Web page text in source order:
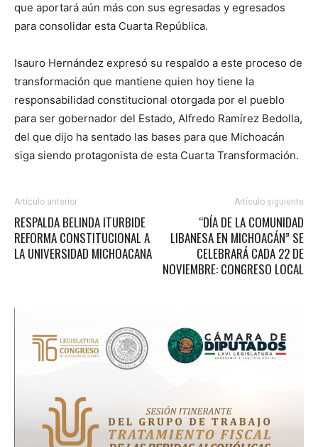
que aportará aún más con sus egresadas y egresados
para consolidar esta Cuarta República.
Isauro Hernández expresó su respaldo a este proceso de
transformación que mantiene quien hoy tiene la
responsabilidad constitucional otorgada por el pueblo
para ser gobernador del Estado, Alfredo Ramírez Bedolla,
del que dijo ha sentado las bases para que Michoacán
siga siendo protagonista de esta Cuarta Transformación.
Artículo anterior
RESPALDA BELINDA ITURBIDE
REFORMA CONSTITUCIONAL A
LA UNIVERSIDAD MICHOACANA
Artículo siguiente
“DÍA DE LA COMUNIDAD
LIBANESA EN MICHOACÁN” SE
CELEBRARÁ CADA 22 DE
NOVIEMBRE: CONGRESO LOCAL